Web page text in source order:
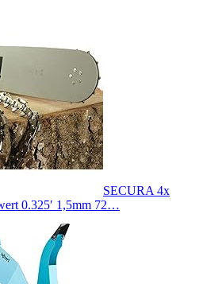
SECURA 4x
0.325′ 1,5mm 72…